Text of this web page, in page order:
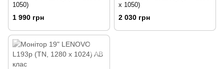
1050)
1 990 грн
x 1050)
2 030 грн